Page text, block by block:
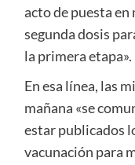
acto de puesta en
segunda dosis
la primera etapa».
En esa línea, las
mañana «se
estar publicados
vacunación para